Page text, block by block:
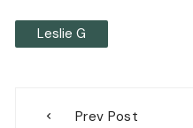
Leslie G
Prev Post